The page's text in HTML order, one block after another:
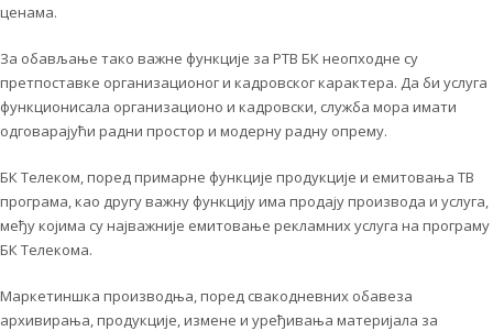
ценама.
За обављање тако важне функције за РТВ БК неопходне су
претпоставке организационог и кадровског карактера. Да би услуга
функционисала организационо и кадровски, служба мора имати
одговарајући радни простор и модерну радну опрему.
БК Телеком, поред примарне функције продукције и емитовања ТВ
програма, као другу важну функцију има продају производа и услуга,
међу којима су најважније емитовање рекламних услуга на програму
БК Телекома.
Маркетиншка производња, поред свакодневних обавеза
архивирања, продукције, измене и уређивања материјала за